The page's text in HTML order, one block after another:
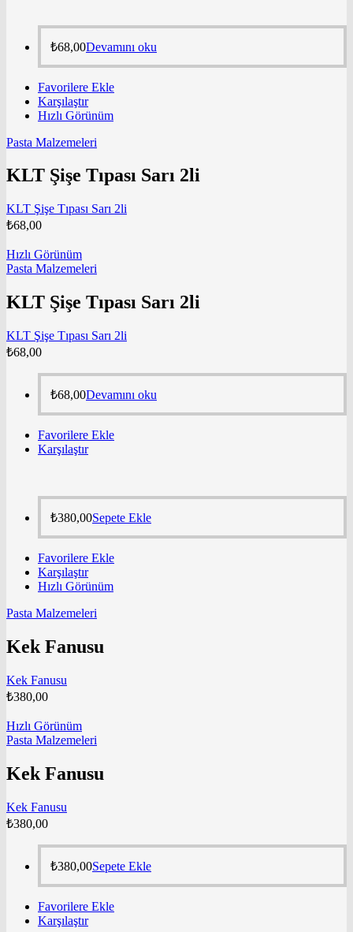
₺68,00Devamını oku
Favorilere Ekle
Karşılaştır
Hızlı Görünüm
Pasta Malzemeleri
KLT Şişe Tıpası Sarı 2li
KLT Şişe Tıpası Sarı 2li
₺68,00
Hızlı Görünüm
Pasta Malzemeleri
KLT Şişe Tıpası Sarı 2li
KLT Şişe Tıpası Sarı 2li
₺68,00
₺68,00Devamını oku
Favorilere Ekle
Karşılaştır
₺380,00Sepete Ekle
Favorilere Ekle
Karşılaştır
Hızlı Görünüm
Pasta Malzemeleri
Kek Fanusu
Kek Fanusu
₺380,00
Hızlı Görünüm
Pasta Malzemeleri
Kek Fanusu
Kek Fanusu
₺380,00
₺380,00Sepete Ekle
Favorilere Ekle
Karşılaştır